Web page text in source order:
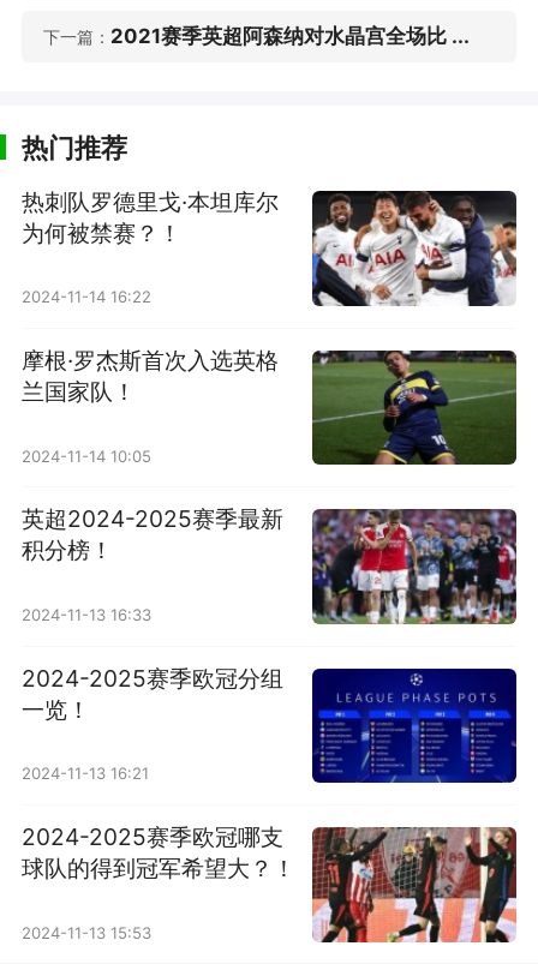
下一篇： 2021赛季英超阿森纳对水晶宫全场比 ...
热门推荐
热刺队罗德里戈·本坦库尔
为何被禁赛？！
2024-11-14 16:22
摩根·罗杰斯首次入选英格
兰国家队！
2024-11-14 10:05
英超2024-2025赛季最新
积分榜！
2024-11-13 16:33
2024-2025赛季欧冠分组
一览！
2024-11-13 16:21
2024-2025赛季欧冠哪支
球队的得到冠军希望大？！
2024-11-13 15:53